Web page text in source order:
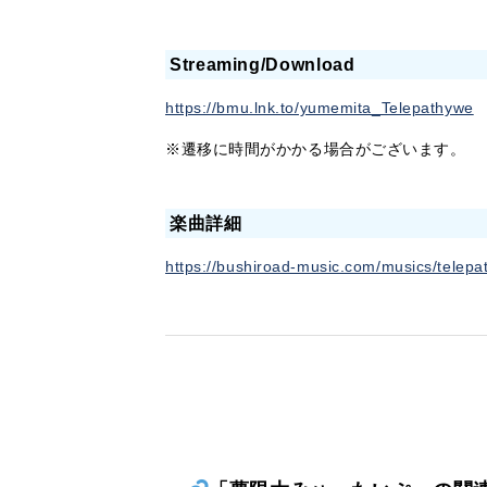
Streaming/Download
https://bmu.lnk.to/yumemita_Telepathywe
※遷移に時間がかかる場合がございます。
楽曲詳細
https://bushiroad-music.com/musics/